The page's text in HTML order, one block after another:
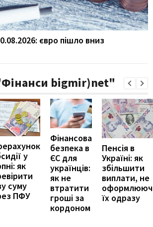
євро пішло вниз
bigmir)net"
у
як
суму
ПФУ
Фінансова
безпека в
ЄС для
українців:
як не
втратити
гроші за
кордоном
Пенсія в
Україні: як
збільшити
виплати, не
їх одразу